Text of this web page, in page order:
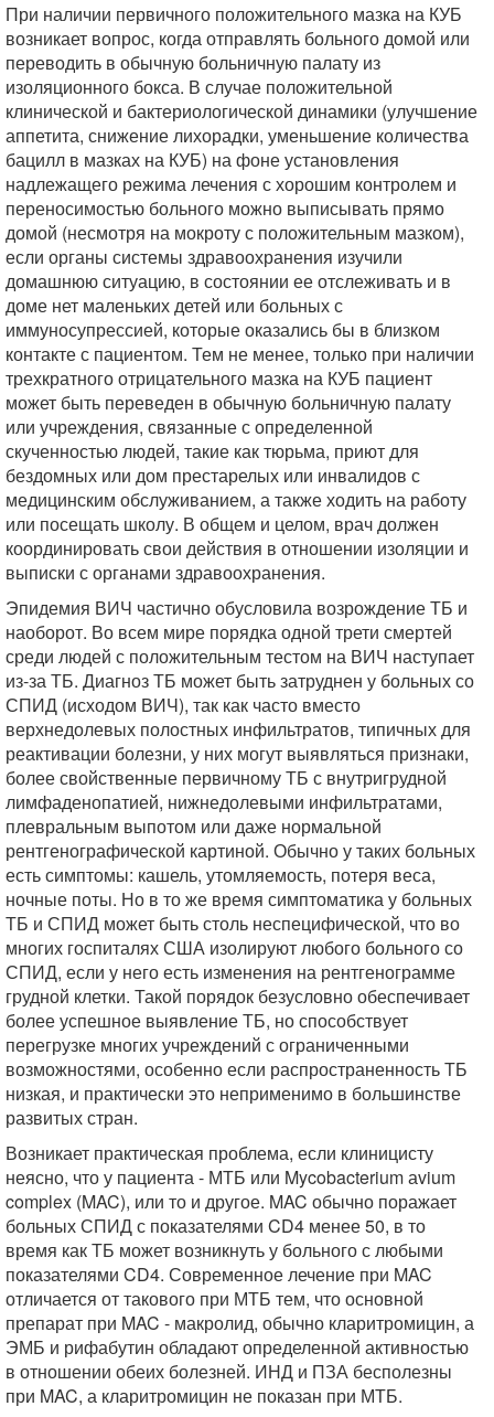
При наличии первичного положительного мазка на КУБ
возникает вопрос, когда отправлять больного домой или
переводить в обычную больничную палату из
изоляционного бокса. В случае положительной
клинической и бактериологической динамики (улучшение
аппетита, снижение лихорадки, уменьшение количества
бацилл в мазках на КУБ) на фоне установления
надлежащего режима лечения с хорошим контролем и
переносимостью больного можно выписывать прямо
домой (несмотря на мокроту с положительным мазком),
если органы системы здравоохранения изучили
домашнюю ситуацию, в состоянии ее отслеживать и в
доме нет маленьких детей или больных с
иммуносупрессией, которые оказались бы в близком
контакте с пациентом. Тем не менее, только при наличии
трехкратного отрицательного мазка на КУБ пациент
может быть переведен в обычную больничную палату
или учреждения, связанные с определенной
скученностью людей, такие как тюрьма, приют для
бездомных или дом престарелых или инвалидов с
медицинским обслуживанием, а также ходить на работу
или посещать школу. В общем и целом, врач должен
координировать свои действия в отношении изоляции и
выписки с органами здравоохранения.
Эпидемия ВИЧ частично обусловила возрождение ТБ и
наоборот. Во всем мире порядка одной трети смертей
среди людей с положительным тестом на ВИЧ наступает
из-за ТБ. Диагноз ТБ может быть затруднен у больных со
СПИД (исходом ВИЧ), так как часто вместо
верхнедолевых полостных инфильтратов, типичных для
реактивации болезни, у них могут выявляться признаки,
более свойственные первичному ТБ с внутригрудной
лимфаденопатией, нижнедолевыми инфильтратами,
плевральным выпотом или даже нормальной
рентгенографической картиной. Обычно у таких больных
есть симптомы: кашель, утомляемость, потеря веса,
ночные поты. Но в то же время симптоматика у больных
ТБ и СПИД может быть столь неспецифической, что во
многих госпиталях США изолируют любого больного со
СПИД, если у него есть изменения на рентгенограмме
грудной клетки. Такой порядок безусловно обеспечивает
более успешное выявление ТБ, но способствует
перегрузке многих учреждений с ограниченными
возможностями, особенно если распространенность ТБ
низкая, и практически это неприменимо в большинстве
развитых стран.
Возникает практическая проблема, если клиницисту
неясно, что у пациента - МТБ или Mycobacterium аvium
complex (MAC), или то и другое. MAC обычно поражает
больных СПИД с показателями CD4 менее 50, в то
время как ТБ может возникнуть у больного с любыми
показателями CD4. Современное лечение при MAC
отличается от такового при МТБ тем, что основной
препарат при MAC - макролид, обычно кларитромицин, а
ЭМБ и рифабутин обладают определенной активностью
в отношении обеих болезней. ИНД и ПЗА бесполезны
при MAC, а кларитромицин не показан при МТБ.